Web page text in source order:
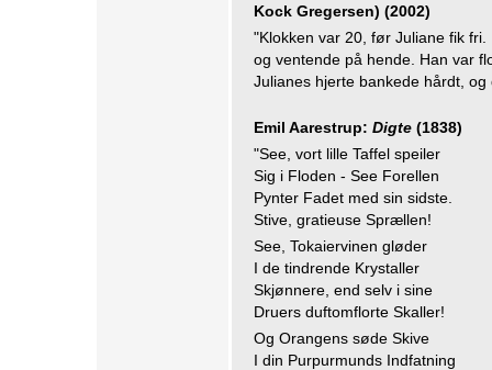
Kock Gregersen) (2002)
"Klokken var 20, før Juliane fik
og ventende på hende. Han var
Julianes hjerte bankede hårdt,
Emil Aarestrup: Digte(1838)
"See, vort lille Taffel speiler
Sig i Floden - See Forellen
Pynter Fadet med sin sidste.
Stive, gratieuse Sprællen!
See, Tokaiervinen gløder
I de tindrende Krystaller
Skjønnere, end selv i sine
Druers duftomflorte Skaller!
Og Orangens søde Skive
I din Purpurmunds Indfatning